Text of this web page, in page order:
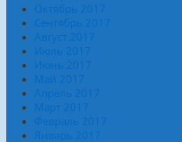
Октябрь 2017
Сентябрь 2017
Август 2017
Июль 2017
Июнь 2017
Май 2017
Апрель 2017
Март 2017
Февраль 2017
Январь 2017